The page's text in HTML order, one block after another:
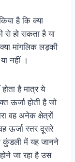
है कि क्या
से हो सकता है या
मांगलिक लड़की
नहीं ।
है मात्र ये
ऊर्जा होती है जो
वह अनेक क्षेत्रों
ऊर्जा स्तर दूसरे
कुंडली में यह जानने
जा रहा है उस